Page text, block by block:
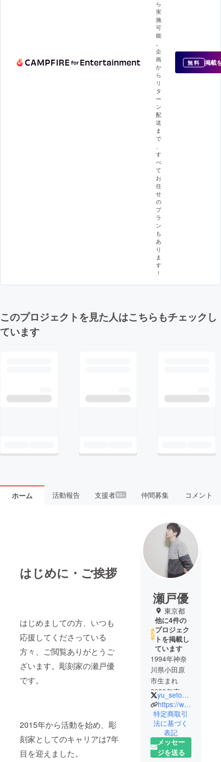
ら
実
施
可
能
企
画
か
ら
リ
タ
ー
ン
配
送
ま
で
す
べ
て
お
任
せ
の
プ
ラ
ン
も
あ
り
ま
す
！
無料 掲載
このプロジェクトを見た人はこちらもチェックし
ています
ホーム 活動報告 支援者99+ 仲間募集 コメント
はじめに・ご挨拶
はじめましての方、いつも
応援してくださっている
方々、ご閲覧ありがとうご
ざいます。彫刻家の瀬戸優
です。
2015年から活動を始め、彫
刻家としてのキャリアは7年
目を迎えました。
瀬戸優
東京都
他に4件の
プロジェク
トを掲載し
ています
1994年神奈
川県小田原
市生まれ
2020年東京
藝術大学大
学院 彫刻
専攻 修了
テラコッタ
による彫刻
yu_seto1222
https://www.yuseto.com/
特定商取引
法に基づく
表記
メッセー
ジを送る